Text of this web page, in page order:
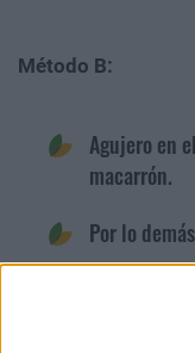
Método B:
Agujero en
macarrón.
Por lo
Se utiliza
éste se